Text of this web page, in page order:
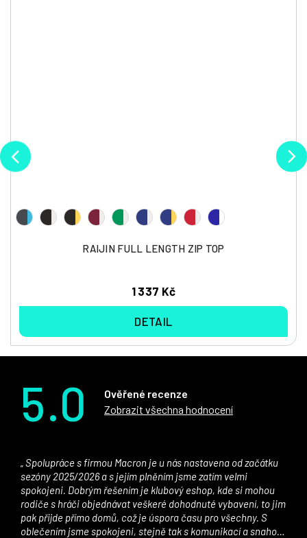
RAIJIN FULL LENGTH ZIP TOP
1 337 Kč
DETAIL
5.0
Ověřené recenze
Zobrazit všechna hodnocení
sezóny 2025/2026 a s jejím plněním jsme zatím velmi
spokojeni. Dobrým řešením je klubový eshop, kde si mohou
rodiče s hráči objednávat veškeré dohodnuté vybavení, to jim
pak přijde přímo domů, což je úspora času pro všechny. S
oblečením jsme spokojeni, stejně tak s komunikací a snahou